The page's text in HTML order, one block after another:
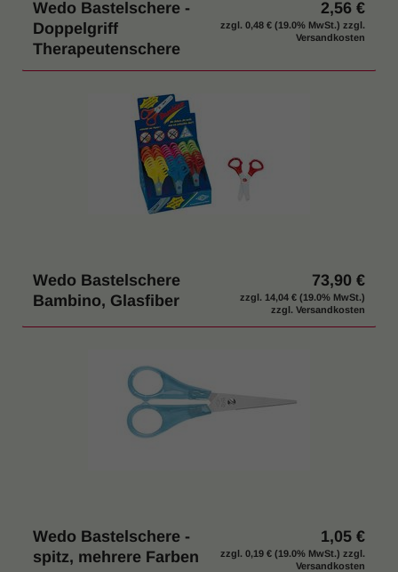
Wedo Bastelschere -
Doppelgriff
Therapeutenschere
2,56 €
zzgl. 0,48 € (19.0% MwSt.) zzgl.
Versandkosten
Wedo Bastelschere
Bambino, Glasfiber
73,90 €
zzgl. 14,04 € (19.0% MwSt.)
zzgl. Versandkosten
Wedo Bastelschere -
spitz, mehrere Farben
1,05 €
zzgl. 0,19 € (19.0% MwSt.) zzgl.
Versandkosten